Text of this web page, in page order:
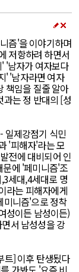
즘'을 이야기하며
저항하려 하면서
'남자가 여자보다
' '남자라면 여자
책임을 질줄 알아
는 정 반대의 [성
일제강점기 식민
'피해자'라는 모
전에 대비되어 인
문에 '페미니즘'조
세대,4세대로 명
라는 피해자에게
미니즘'으로 정착
성이든 남성이든)
서 남성성을 강
트] 이후 탄생됬다